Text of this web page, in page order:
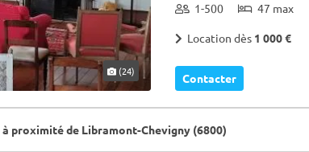
(24)
1-500 47 max
Location dès 1 000 €
Contacter
proximité de Libramont-Chevigny (6800)